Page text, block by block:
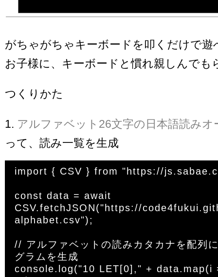
がちゃがちゃキーボードを叩くだけで遊
お子様に、キーボードと慣れ親しんでも
つくりかた
1. アルファベット26文字の日本語読みオ
って、読み一覧を生成
import { CSV } from "https://
const data = await
CSV.fetchJSON("https://
alphabet.csv");
// アルファベットの読みカタカナを配列
グラムを生成
console.log("10 LET[0]," + data.map(i